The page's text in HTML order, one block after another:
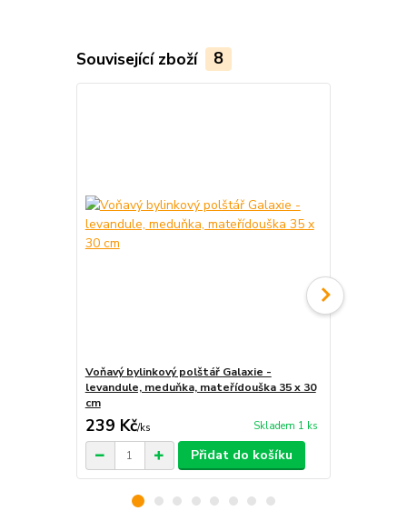
Související zboží 8
Voňavý bylinkový polštář Galaxie -
levandule, meduňka, mateřídouška 35 x 30
cm
239 Kč/ks Skladem 1 ks
Přidat do košíku